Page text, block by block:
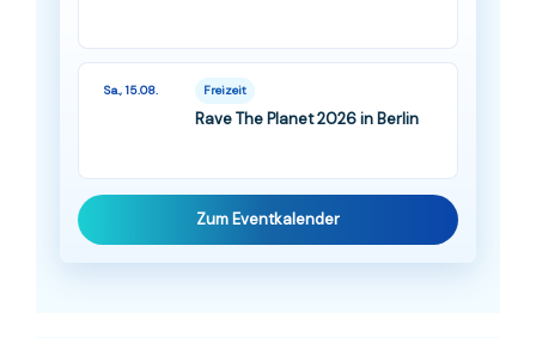
Sa., 15.08. Freizeit
Rave The Planet 2026 in Berlin
Zum Eventkalender